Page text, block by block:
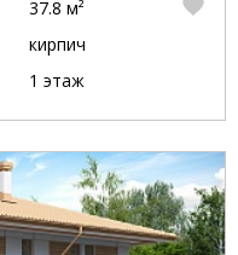
37.8 м²
кирпич
1 этаж